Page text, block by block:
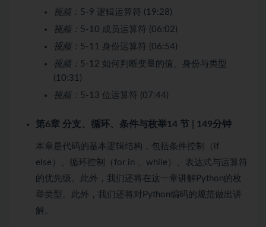
视频： 5-9 逻辑运算符 (19:28)
视频： 5-10 成员运算符 (06:02)
视频： 5-11 身份运算符 (06:54)
视频： 5-12 如何判断变量的值、身份与类型
(10:31)
视频： 5-13 位运算符 (07:44)
第6章 分支、循环、条件与枚举14 节 | 149分钟
本章是代码的基本逻辑结构，包括条件控制（if
else）、循环控制（for in 、while）、表达式与运算符
的优先级。此外，我们还将在这一章讲解Python的枚
举类型。此外，我们还将对Python编码的规范做出讲
解。